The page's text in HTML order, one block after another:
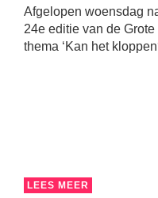
Afgelopen woensdag
24e editie van de
thema ‘Kan het
LEES MEER